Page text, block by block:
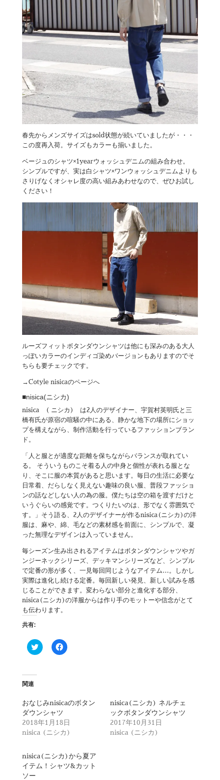
春先からメンズサイズはsold状態が続いていましたが・・・
この度再入荷。サイズもカラーも揃いました。
ベージュのシャツ×1yearウォッシュデニムの組み合わせ。
シンプルですが、実は白シャツ×ワンウォッシュデニムよりも
さりげなくオシャレ度の高い組みあわせなので、ぜひお試し
ください！
ルーズフィットボタンダウンシャツは他にも深みのある大人
っぽいカラーのインディゴ染めバージョンもありますのでそ
ちらも要チェックです。
→Cotyle nisicaのページへ
■nisica(ニシカ)
nisica ( ニシカ) は2人のデザイナー、宇賀村英明氏と三
橋有氏が原宿の喧騒の中にある、静かな地下の場所にショッ
プを構えながら、制作活動を行っているファッションブラン
ド。
「人と服とが適度な距離を保ちながらバランスが取れてい
る。 そういうものこそ着る人の中身と個性が表れる服とな
り、そこに服の本質があると思います。毎日の生活に必要な
日常着、だらしなく見えない趣味の良い服、普段ファッショ
ンの話などしない人の為の服。僕たちは空の箱を渡すだけと
いうぐらいの感覚です。つくりたいのは、形でなく雰囲気で
す。」そう語る、2人のデザイナーが作るnisica(ニシカ)の洋
服は、麻や、綿、毛などの素材感を前面に、シンプルで、凝
った無理なデザインは入っていません。
毎シーズン生み出されるアイテムはボタンダウンシャツやガ
ンジーネックシリーズ、デッキマンシリーズなど、シンプル
で定番の形が多く、一見毎回同じようなアイテム…。しかし
実際は進化し続ける定番。毎回新しい発見、新しい試みを感
じることができます。変わらない部分と進化する部分、
nisica(ニシカ)の洋服からは作り手のモットーや信念がとて
も伝わります。
共有:
ク
リ
t
e
r
で
共
新
し
い
F
a
共
る
に
は
ッ
ク
し
関連
おなじみnisicaのボタン
ダウンシャツ
2018年1月18日
nisica (ニシカ)
nisica(ニシカ) ネルチェ
ックボタンダウンシャツ
2017年10月31日
nisica (ニシカ)
nisica(ニシカ)から夏ア
イテム！シャツ&カット
ソー